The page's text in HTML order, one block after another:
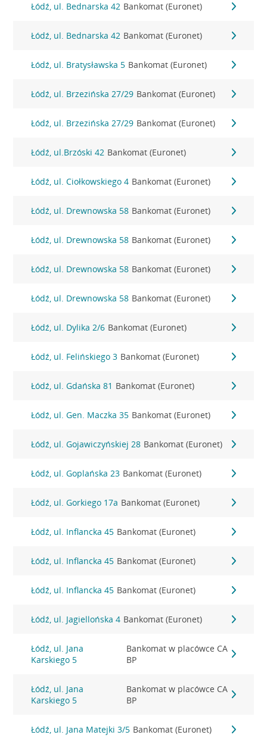
Łódź, ul. Bednarska 42 Bankomat (Euronet)
Łódź, ul. Bednarska 42 Bankomat (Euronet)
Łódź, ul. Bratysławska 5 Bankomat (Euronet)
Łódź, ul. Brzezińska 27/29 Bankomat (Euronet)
Łódź, ul. Brzezińska 27/29 Bankomat (Euronet)
Łódź, ul.Brzóski 42 Bankomat (Euronet)
Łódź, ul. Ciołkowskiego 4 Bankomat (Euronet)
Łódź, ul. Drewnowska 58 Bankomat (Euronet)
Łódź, ul. Drewnowska 58 Bankomat (Euronet)
Łódź, ul. Drewnowska 58 Bankomat (Euronet)
Łódź, ul. Drewnowska 58 Bankomat (Euronet)
Łódź, ul. Dylika 2/6 Bankomat (Euronet)
Łódź, ul. Felińskiego 3 Bankomat (Euronet)
Łódź, ul. Gdańska 81 Bankomat (Euronet)
Łódź, ul. Gen. Maczka 35 Bankomat (Euronet)
Łódź, ul. Gojawiczyńskiej 28 Bankomat (Euronet)
Łódź, ul. Goplańska 23 Bankomat (Euronet)
Łódź, ul. Gorkiego 17a Bankomat (Euronet)
Łódź, ul. Inflancka 45 Bankomat (Euronet)
Łódź, ul. Inflancka 45 Bankomat (Euronet)
Łódź, ul. Inflancka 45 Bankomat (Euronet)
Łódź, ul. Jagiellońska 4 Bankomat (Euronet)
Łódź, ul. Jana
Karskiego 5
Bankomat w placówce CA
BP
Łódź, ul. Jana
Karskiego 5
Bankomat w placówce CA
BP
Łódź, ul. Jana Matejki 3/5 Bankomat (Euronet)